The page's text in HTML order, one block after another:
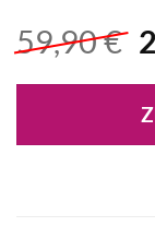
59,90€